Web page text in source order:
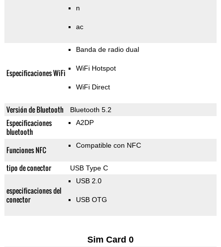
n
ac
Especificaciones WiFi
Banda de radio dual
WiFi Hotspot
WiFi Direct
Versión de Bluetooth Bluetooth 5.2
Especificaciones
bluetooth
A2DP
Funciones NFC Compatible con NFC
tipo de conector USB Type C
especificaciones del
conector
USB 2.0
USB OTG
Sim Card 0